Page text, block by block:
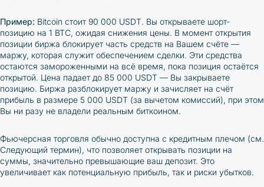
Пример: Bitcoin стоит 90 000 USDT. Вы открываете шорт-
позицию на 1 BTC, ожидая снижения цены. В момент открытия
позиции биржа блокирует часть средств на Вашем счёте —
маржу, которая служит обеспечением сделки. Эти средства
остаются замороженными на всё время, пока позиция остаётся
открытой. Цена падает до 85 000 USDT — Вы закрываете
позицию. Биржа разблокирует маржу и зачисляет на счёт
прибыль в размере 5 000 USDT (за вычетом комиссий), при этом
Вы ни разу не владели реальным биткоином.
Фьючерсная торговля обычно доступна с кредитным плечом (см.
Следующий термин), что позволяет открывать позиции на
суммы, значительно превышающие ваш депозит. Это
увеличивает как потенциальную прибыль, так и риски убытков.